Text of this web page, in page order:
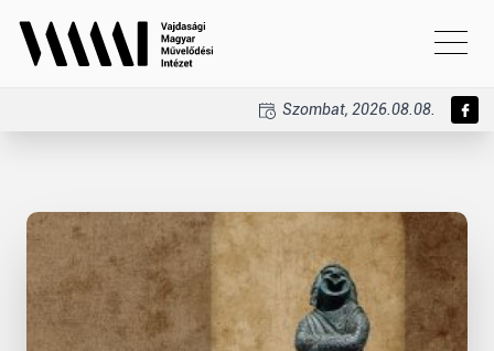
Szombat, 2026.08.08.